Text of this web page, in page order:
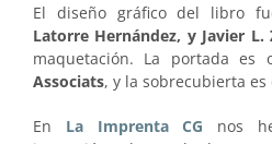
El diseño gráfico del libro
Latorre Hernández, y Javier L.
maquetación. La portada
Associats, y la sobrecubierta
En La Imprenta CG nos